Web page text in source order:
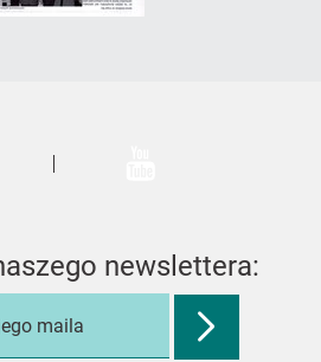
newslettera: